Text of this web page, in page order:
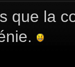
que la